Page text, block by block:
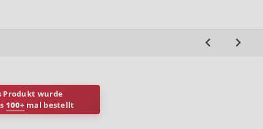
Produkt wurde
100+ mal bestellt